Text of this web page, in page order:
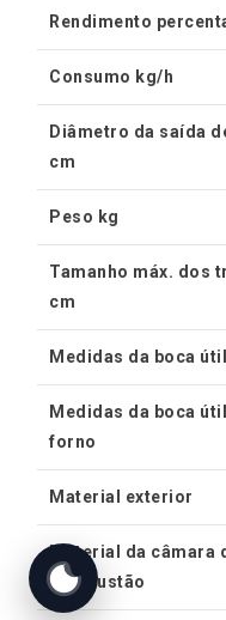
Rendimento
Consumo kg/h
Diâmetro da saída
cm
Peso kg
Tamanho máx. dos
cm
Medidas da boca útil
Medidas da boca
forno
Material exterior
Material da câmara
combustão